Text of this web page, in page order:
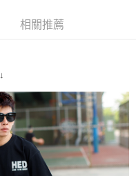
的支付方式。 讓您購物簡單
將跳轉至「AFTEE先享後付」
完成結帳。
。
中的連結，可透過四大超商／
為交易完成。
但若您需要取消訂單，請聯絡
費
費
相關推薦